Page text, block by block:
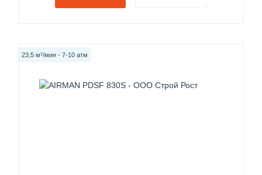
23,5 м³/мин - 7-10 атм